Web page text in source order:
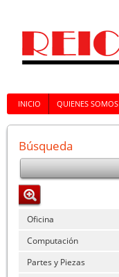
INICIO QUIENES SOMOS
Búsqueda
Oficina
Computación
Partes y Piezas